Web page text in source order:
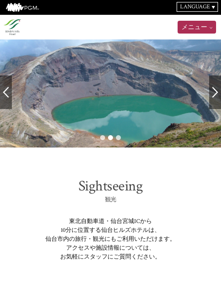
LANGUAGE
メニュー
Sightseeing
観光
東北自動車道・仙台宮城ICから
10分に位置する仙台ヒルズホテルは、
仙台市内の旅行・観光にもご利用いただけます。
アクセスや施設情報については、
お気軽にスタッフにご質問ください。